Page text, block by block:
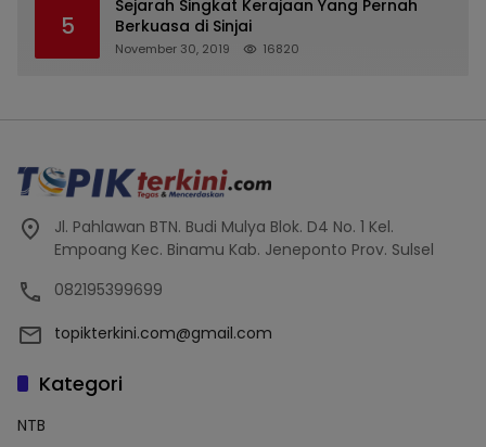
Milyaran Rupiah dan Bilyet Giro Tidak
Terdaftar, OJK Kalsel : Bertemu Tanggal 11
5
Sejarah Singkat Kerajaan Yang Pernah
Berkuasa di Sinjai
November 30, 2019 16820
Jl. Pahlawan BTN. Budi Mulya Blok. D4 No. 1 Kel.
Empoang Kec. Binamu Kab. Jeneponto Prov. Sulsel
082195399699
topikterkini.com@gmail.com
Kategori
NTB